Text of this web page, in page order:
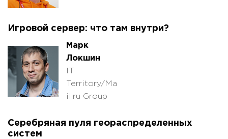
Игровой сервер: что там внутри?
Марк
Локшин
Territory/Ma
il.ru Group
Серебряная пуля геораспределенных
систем